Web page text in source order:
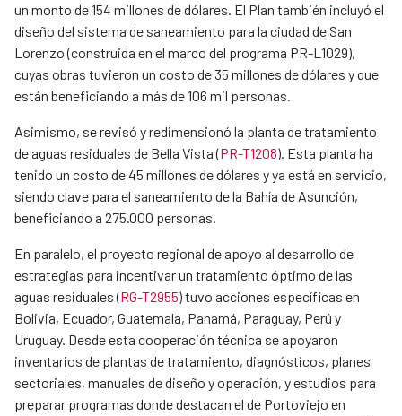
un monto de 154 millones de dólares. El Plan también incluyó el
diseño del sistema de saneamiento para la ciudad de San
Lorenzo (construida en el marco del programa PR-L1029),
cuyas obras tuvieron un costo de 35 millones de dólares y que
están beneficiando a más de 106 mil personas.
Asimismo, se revisó y redimensionó la planta de tratamiento
de aguas residuales de Bella Vista (PR-T1208). Esta planta ha
tenido un costo de 45 millones de dólares y ya está en servicio,
siendo clave para el saneamiento de la Bahía de Asunción,
beneficiando a 275.000 personas.
En paralelo, el proyecto regional de apoyo al desarrollo de
estrategias para incentivar un tratamiento óptimo de las
aguas residuales (RG-T2955) tuvo acciones específicas en
Bolivia, Ecuador, Guatemala, Panamá, Paraguay, Perú y
Uruguay. Desde esta cooperación técnica se apoyaron
inventarios de plantas de tratamiento, diagnósticos, planes
sectoriales, manuales de diseño y operación, y estudios para
preparar programas donde destacan el de Portoviejo en